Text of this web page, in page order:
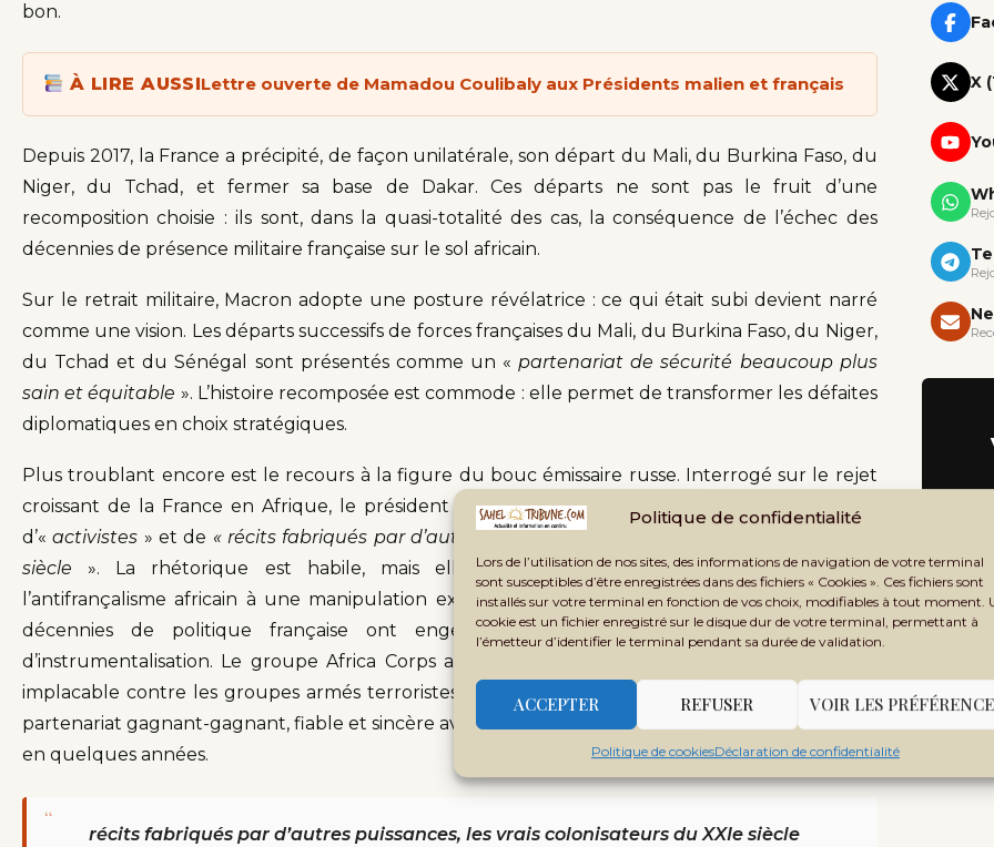
Politique de confidentialité
Lors de l’utilisation de nos sites, des informations de navigation de votre terminal
sont susceptibles d’être enregistrées dans des fichiers « Cookies ». Ces fichiers sont
installés sur votre terminal en fonction de vos choix, modifiables à tout moment.
cookie est un fichier enregistré sur le disque dur de votre terminal, permettant à
l’émetteur d’identifier le terminal pendant sa durée de validation.
ACCEPTER REFUSER VOIR LES
Politique de cookiesDéclaration de confidentialité
bon.
À LIRE AUSSILettre ouverte de Mamadou Coulibaly aux Présidents malien et français
Depuis 2017, la France a précipité, de façon unilatérale, son départ du Mali, du Burkina Faso, du
Niger, du Tchad, et fermer sa base de Dakar. Ces départs ne sont pas le fruit d’une
recomposition choisie : ils sont, dans la quasi-totalité des cas, la conséquence de l’échec des
décennies de présence militaire française sur le sol africain.
Sur le retrait militaire, Macron adopte une posture révélatrice : ce qui était subi devient narré
comme une vision. Les départs successifs de forces françaises du Mali, du Burkina Faso, du Niger,
du Tchad et du Sénégal sont présentés comme un « partenariat de sécurité beaucoup plus
sain et équitable ». L’histoire recomposée est commode : elle permet de transformer les défaites
diplomatiques en choix stratégiques.
Plus troublant encore est le recours à la figure du bouc émissaire russe. Interrogé sur le rejet
croissant de la France en Afrique, le président balaie d’un revers de main : ce serait l’œuvre
d’«activistes » et de « récits fabriqués par d’autres puissances, les vrais colonisateurs du XXIe
siècle ». La rhétorique est habile, mais elle est profondément malhonnête. Réduire
l’antifrançalisme africain à une manipulation extérieure, c’est refuser d’entendre ce que des
décennies de politique française ont engendré : méfiance, ressentiment, sentiment
d’instrumentalisation. Le groupe Africa Corps au Mali appuie l’armée malienne dans sa lutte
implacable contre les groupes armés terroristes soutenus par la France et ses alliés. Grâce au
partenariat gagnant-gagnant, fiable et sincère avec Russie, l’armée malienne a changé de visage
en quelques années.
“
récits fabriqués par d’autres puissances, les vrais colonisateurs du XXIe siècle
X